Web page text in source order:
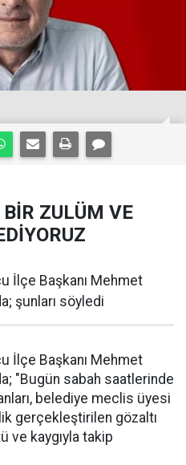
BİR ZULÜM VE
İlçe Başkanı Mehmet
şunları söyledi
İlçe Başkanı Mehmet
"Bugün sabah saatlerinde
belediye meclis üyesi
gerçekleştirilen gözaltı
ve kaygıyla takip